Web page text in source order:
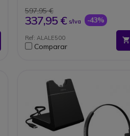
+ 5 teclas programables
Base ajustable de 25° a 60
PoE: Alimentación directa por
Conectividad: doble RJ45, RJ9,
USB-C, NFC
597,95 €
337,95 € s/Iva -43%
Ref: ALALE500
Comparar